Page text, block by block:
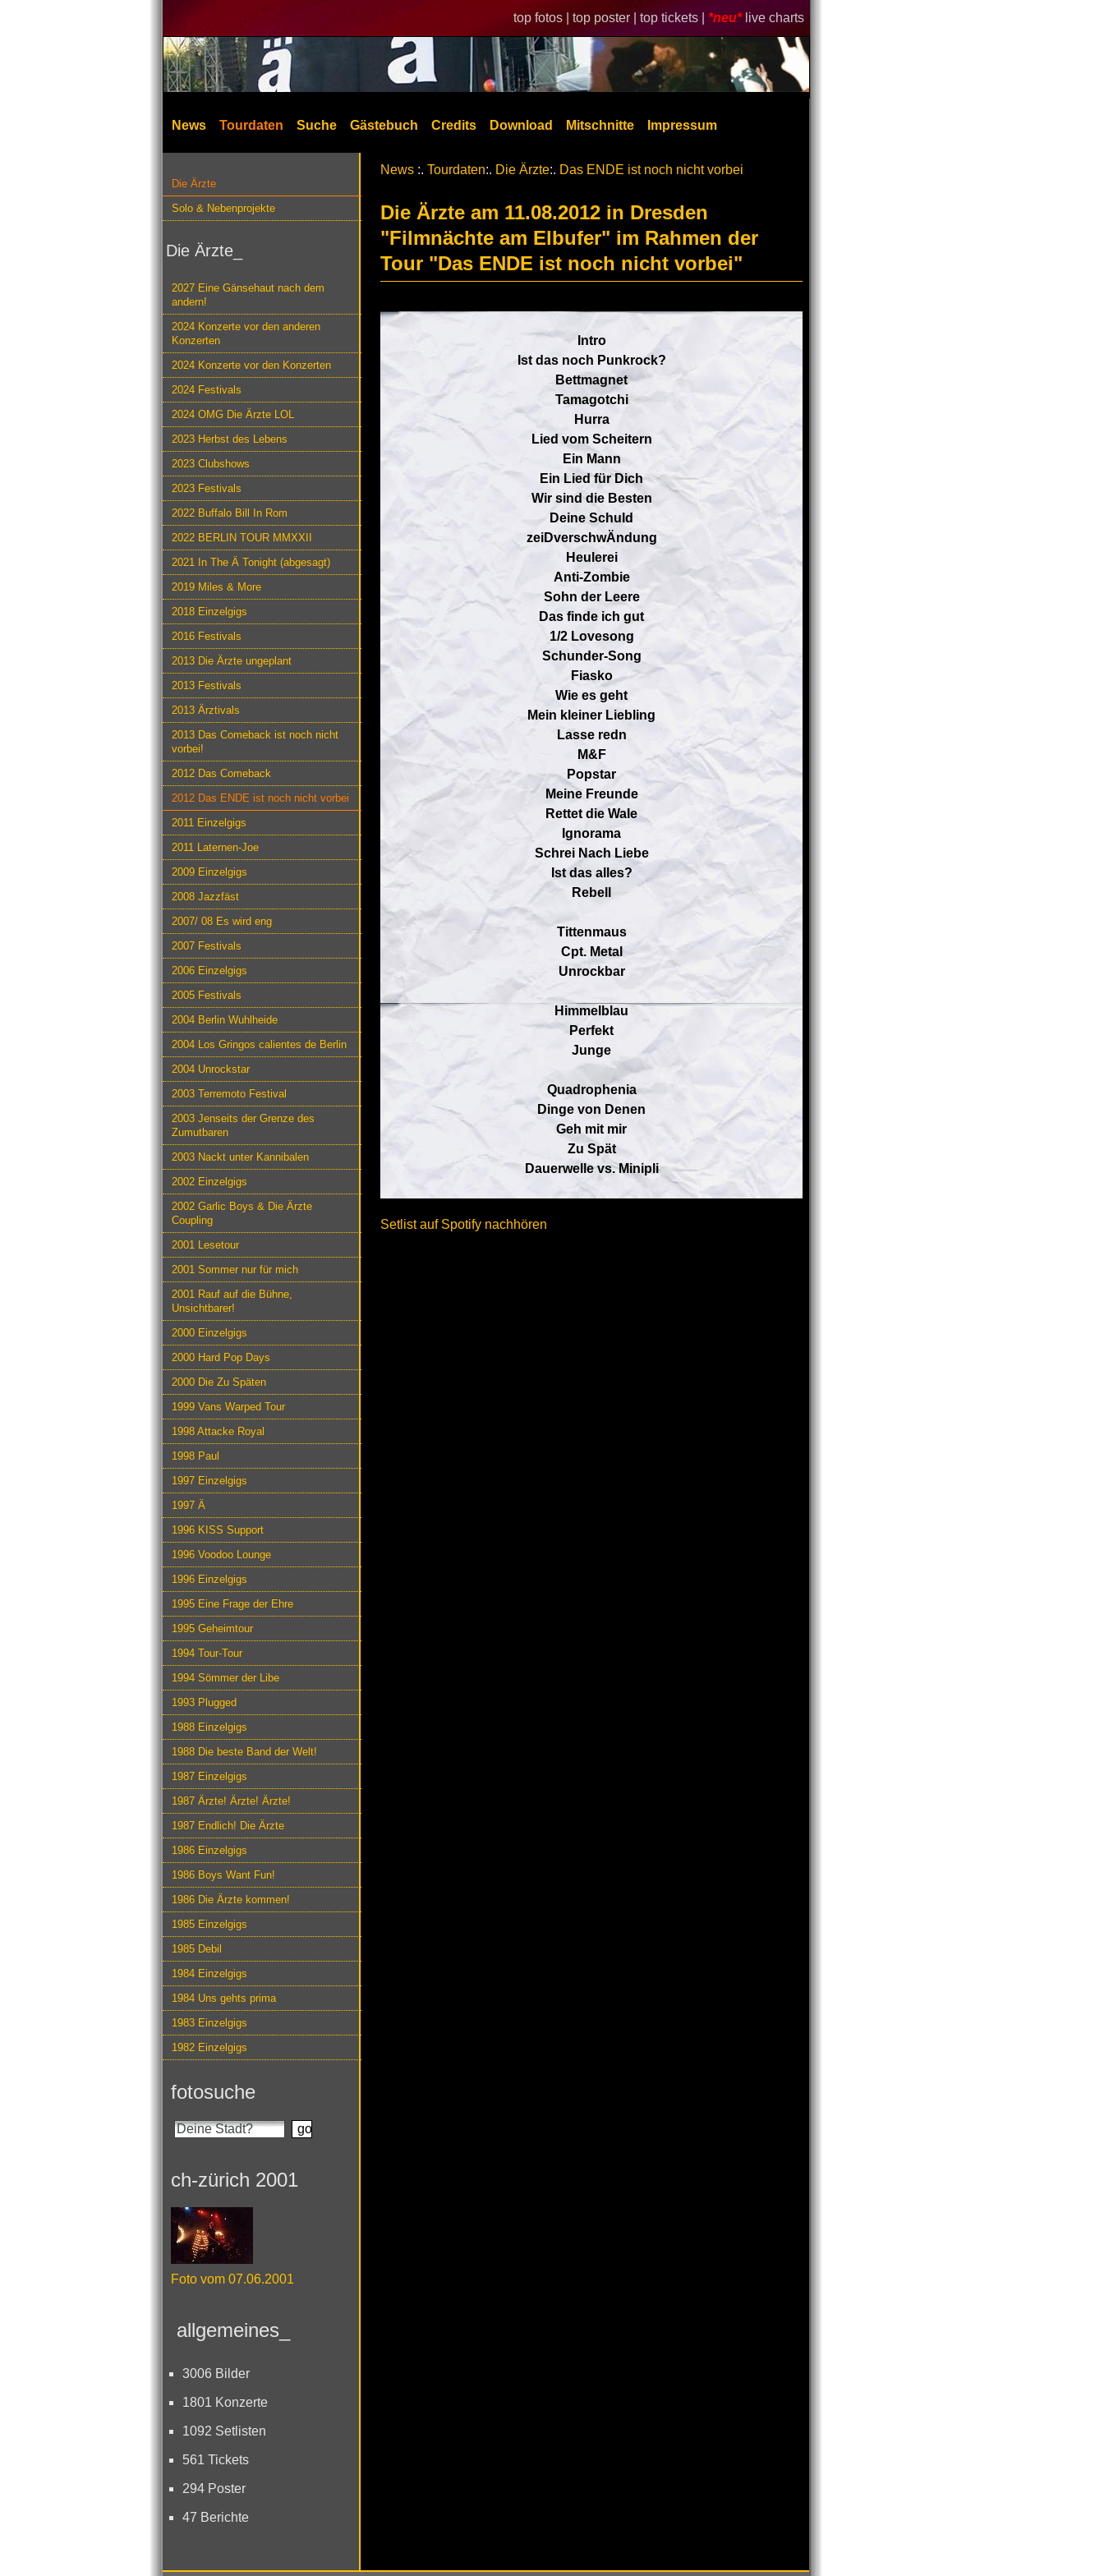
top fotos | top poster | top tickets | *neu* live charts
News Tourdaten Suche Gästebuch Credits Download Mitschnitte Impressum
Die Ärzte
Solo & Nebenprojekte
Die Ärzte_
2027 Eine Gänsehaut nach dem
andern!
2024 Konzerte vor den anderen
Konzerten
2024 Konzerte vor den Konzerten
2024 Festivals
2024 OMG Die Ärzte LOL
2023 Herbst des Lebens
2023 Clubshows
2023 Festivals
2022 Buffalo Bill In Rom
2022 BERLIN TOUR MMXXII
2021 In The Ä Tonight (abgesagt)
2019 Miles & More
2018 Einzelgigs
2016 Festivals
2013 Die Ärzte ungeplant
2013 Festivals
2013 Ärztivals
2013 Das Comeback ist noch nicht
vorbei!
2012 Das Comeback
2012 Das ENDE ist noch nicht vorbei
2011 Einzelgigs
2011 Laternen-Joe
2009 Einzelgigs
2008 Jazzfäst
2007/ 08 Es wird eng
2007 Festivals
2006 Einzelgigs
2005 Festivals
2004 Berlin Wuhlheide
2004 Los Gringos calientes de Berlin
2004 Unrockstar
2003 Terremoto Festival
2003 Jenseits der Grenze des
Zumutbaren
2003 Nackt unter Kannibalen
2002 Einzelgigs
2002 Garlic Boys & Die Ärzte
Coupling
2001 Lesetour
2001 Sommer nur für mich
2001 Rauf auf die Bühne,
Unsichtbarer!
2000 Einzelgigs
2000 Hard Pop Days
2000 Die Zu Späten
1999 Vans Warped Tour
1998 Attacke Royal
1998 Paul
1997 Einzelgigs
1997 Ä
1996 KISS Support
1996 Voodoo Lounge
1996 Einzelgigs
1995 Eine Frage der Ehre
1995 Geheimtour
1994 Tour-Tour
1994 Sömmer der Libe
1993 Plugged
1988 Einzelgigs
1988 Die beste Band der Welt!
1987 Einzelgigs
1987 Ärzte! Ärzte! Ärzte!
1987 Endlich! Die Ärzte
1986 Einzelgigs
1986 Boys Want Fun!
1986 Die Ärzte kommen!
1985 Einzelgigs
1985 Debil
1984 Einzelgigs
1984 Uns gehts prima
1983 Einzelgigs
1982 Einzelgigs
fotosuche
ch-zürich 2001
Foto vom 07.06.2001
allgemeines_
3006 Bilder
1801 Konzerte
1092 Setlisten
561 Tickets
294 Poster
47 Berichte
News :. Tourdaten:. Die Ärzte:. Das ENDE ist noch nicht vorbei
Die Ärzte am 11.08.2012 in Dresden
"Filmnächte am Elbufer" im Rahmen der
Tour "Das ENDE ist noch nicht vorbei"
Intro
Ist das noch Punkrock?
Bettmagnet
Tamagotchi
Hurra
Lied vom Scheitern
Ein Mann
Ein Lied für Dich
Wir sind die Besten
Deine Schuld
zeiDverschwÄndung
Heulerei
Anti-Zombie
Sohn der Leere
Das finde ich gut
1/2 Lovesong
Schunder-Song
Fiasko
Wie es geht
Mein kleiner Liebling
Lasse redn
M&F
Popstar
Meine Freunde
Rettet die Wale
Ignorama
Schrei Nach Liebe
Ist das alles?
Rebell
Tittenmaus
Cpt. Metal
Unrockbar
Himmelblau
Perfekt
Junge
Quadrophenia
Dinge von Denen
Geh mit mir
Zu Spät
Dauerwelle vs. Minipli
Setlist auf Spotify nachhören